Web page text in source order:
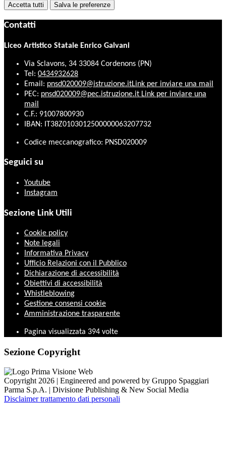
Accetta tutti Salva le preferenze
Contatti
Liceo Artistico Statale Enrico Galvani
Via Sclavons, 34 33084 Cordenons (PN)
Tel: 0434932628
Email: pnsd020009@istruzione.itLink per inviare una mail
PEC: pnsd020009@pec.istruzione.it Link per inviare una
mail
C.F.: 91007800930
IBAN: IT38Z0103012500000063207732
Codice meccanografico: PNSD020009
Seguici su
Youtube
Instagram
Sezione Link Utili
Cookie policy
Note legali
Informativa Privacy
Ufficio Relazioni con il Pubblico
Dichiarazione di accessibilità
Obiettivi di accessibilità
Whistleblowing
Gestione consensi cookie
Amministrazione trasparente
Pagina visualizzata 394 volte
Sezione Copyright
Copyright 2026 | Engineered and powered by Gruppo Spaggiari
Parma S.p.A. | Divisione Publishing & New Social Media
Disclaimer trattamento dati personali